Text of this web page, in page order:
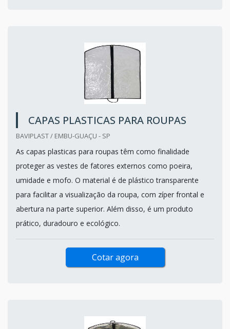
CAPAS PLASTICAS PARA ROUPAS
BAVIPLAST / EMBU-GUAÇU - SP
As capas plasticas para roupas têm como finalidade
proteger as vestes de fatores externos como poeira,
umidade e mofo. O material é de plástico transparente
para facilitar a visualização da roupa, com zíper frontal e
abertura na parte superior. Além disso, é um produto
prático, duradouro e ecológico.
Cotar agora